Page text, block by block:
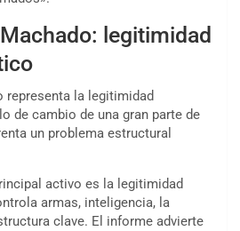
legitimidad
representa la legitimidad
de cambio de una gran parte de
un problema estructural
activo es la legitimidad
armas, inteligencia, la
clave. El informe advierte